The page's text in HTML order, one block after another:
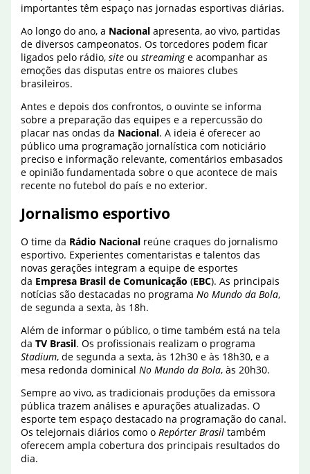
importantes têm espaço nas jornadas esportivas diárias.
Ao longo do ano, a Nacionalapresenta, ao vivo, partidas
de diversos campeonatos. Os torcedores podem ficar
ligados pelo rádio, siteou streaminge acompanhar as
emoções das disputas entre os maiores clubes
brasileiros.
Antes e depois dos confrontos, o ouvinte se informa
sobre a preparação das equipes e a repercussão do
placar nas ondas da Nacional. A ideia é oferecer ao
público uma programação jornalística com noticiário
preciso e informação relevante, comentários embasados
e opinião fundamentada sobre o que acontece de mais
recente no futebol do país e no exterior.
Jornalismo esportivo
O time da Rádio Nacionalreúne craques do jornalismo
esportivo. Experientes comentaristas e talentos das
novas gerações integram a equipe de esportes
da Empresa Brasil de Comunicação (EBC). As principais
notícias são destacadas no programa No Mundo da Bola,
de segunda a sexta, às 18h.
Além de informar o público, o time também está na tela
da TV Brasil. Os profissionais realizam o programa
Stadium, de segunda a sexta, às 12h30 e às 18h30, e a
mesa redonda dominical No Mundo da Bola, às 20h30.
Sempre ao vivo, as tradicionais produções da emissora
pública trazem análises e apurações atualizadas. O
esporte tem espaço destacado na programação do canal.
Os telejornais diários como o Repórter Brasiltambém
oferecem ampla cobertura dos principais resultados do
dia.